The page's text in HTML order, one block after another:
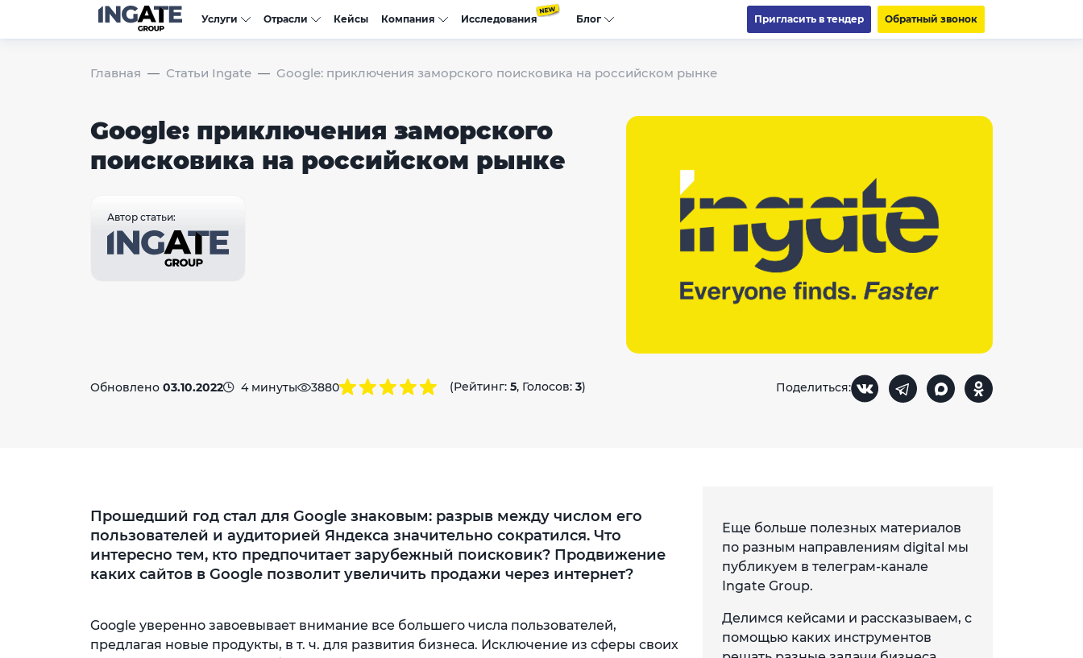
Услуги Отрасли Кейсы Компания Исследования Блог Пригласить в тендер Обратный звонок
Главная Статьи Ingate Google: приключения заморского поисковика на российском рынке
Google: приключения заморского
поисковика на российском рынке
Автор статьи:
Обновлено 03.10.2022 4 минуты 3880 (Рейтинг: 5, Голосов: 3) Поделиться:
Прошедший год стал для Google знаковым: разрыв между числом его
пользователей и аудиторией Яндекса значительно сократился. Что
интересно тем, кто предпочитает зарубежный поисковик? Продвижение
каких сайтов в Google позволит увеличить продажи через интернет?
Google уверенно завоевывает внимание все большего числа пользователей,
предлагая новые продукты, в т. ч. для развития бизнеса. Исключение из сферы своих
Еще больше полезных материалов
по разным направлениям digital мы
публикуем в телеграм-канале
Ingate Group.
Делимся кейсами и рассказываем, с
помощью каких инструментов